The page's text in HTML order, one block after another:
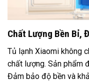
Chất Lượng Bền Bỉ,
Tủ lạnh Xiaomi không
chất lượng. Sản phẩm
Đảm bảo độ bền và